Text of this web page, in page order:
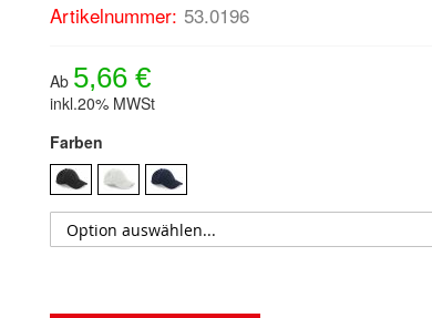
Artikelnummer: 53.0196
Ab 5,66 €
inkl.20% MWSt
Farben